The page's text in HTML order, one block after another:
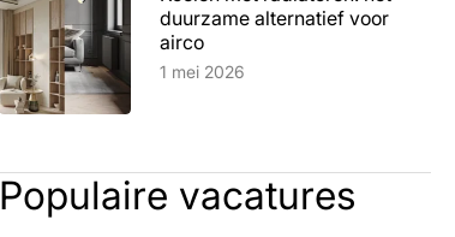
duurzame alternatief voor
aircoLees artikel
1 mei 2026
Populaire vacatures